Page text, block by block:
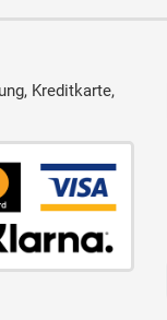
Kreditkarte,